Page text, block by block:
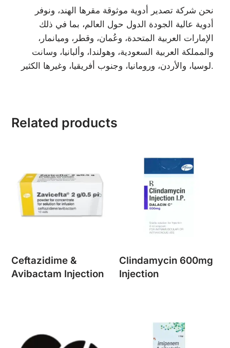
نحن شركة تصدير أدوية موثوقة مقرها الهند، ونوفر
أدوية عالية الجودة الدول حول العالم، بما في ذلك
الإمارات العربية المتحدة، وعُمان، وقطر، وميانمار،
والمملكة العربية السعودية، وهولندا، وألبانيا، وسانت
لوسيا، والأردن، ورومانيا، وجنوب أفريقيا، وغيرها الكثير.
Related products
Ceftazidime &
Avibactam Injection
Clindamycin 600mg
Injection